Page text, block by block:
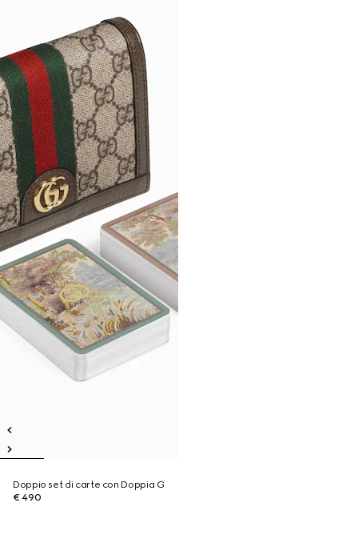
Doppio set di carte con Doppia G
€ 490